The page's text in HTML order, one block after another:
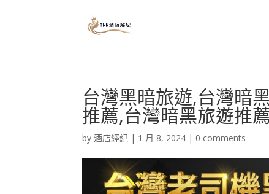
台灣黑暗旅遊,台灣暗
推薦,台灣暗黑旅遊推
by酒店經紀 | 1 月 8, 2024 | 0 comments